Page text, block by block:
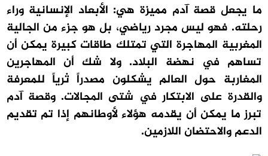
ما يجعل قصة آدم مميزة هي: الأبعاد الإنسانية وراء
رحلته. فهو ليس مجرد رياضي، بل هو جزء من الجالية
المغربية المهاجرة التي تمتلك طاقات كبيرة يمكن أن
تساهم في نهضة البلاد. ولا شك أن المهاجرين
المغاربة حول العالم يشكلون مصدراً ثرياً للمعرفة
والقدرة على الابتكار في شتى المجالات. وقصة آدم
تبرز ما يمكن أن يقدمه هؤلاء لأوطانهم إذا تم تقديم
الدعم والاحتضان اللازمين.